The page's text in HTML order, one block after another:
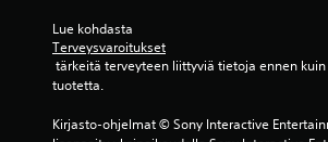
Lue kohdasta
Terveysvaroitukset
tuotetta.
Kirjasto-ohjelmat © Sony Interactive